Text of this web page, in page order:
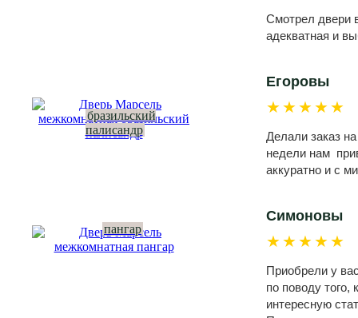
бразильский
палисандр
пангар
Смотрел двери
адекватная и
Егоровы
★★★★★
Делали заказ
недели нам
аккуратно и с
Симоновы
★★★★★
Приобрели у
по поводу
интересную